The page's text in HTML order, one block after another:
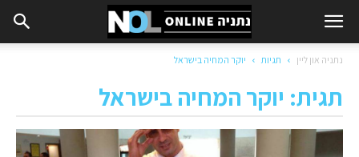
נתניה און ליין תגיות יוקר המחיה בישראל
תגית: יוקר המחיה בישראל